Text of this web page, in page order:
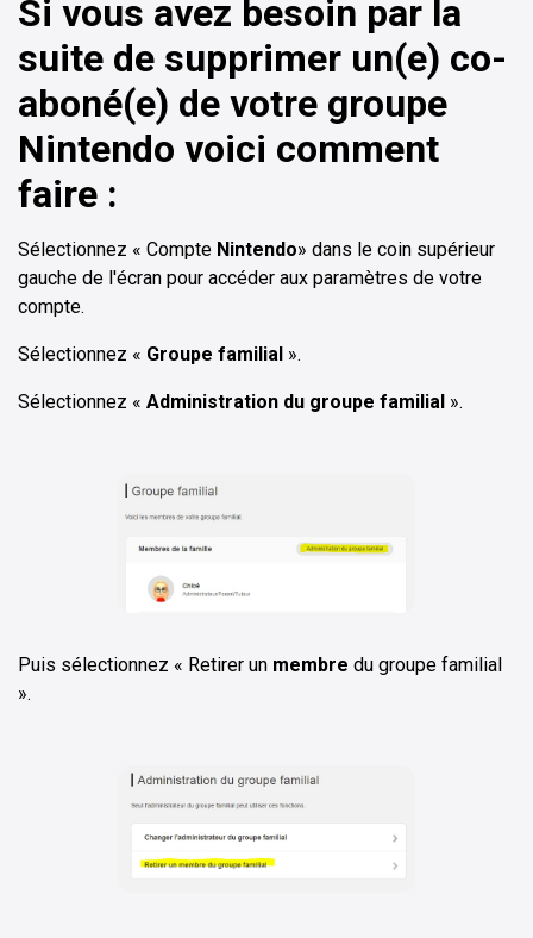
Si vous avez besoin par la
suite de supprimer un(e) co-
aboné(e) de votre groupe
Nintendo voici comment
faire :
Sélectionnez « Compte Nintendo» dans le coin supérieur
gauche de l'écran pour accéder aux paramètres de votre
compte.
Sélectionnez « Groupe familial ».
Sélectionnez « Administration du groupe familial ».
Puis sélectionnez « Retirer un membre du groupe familial
».